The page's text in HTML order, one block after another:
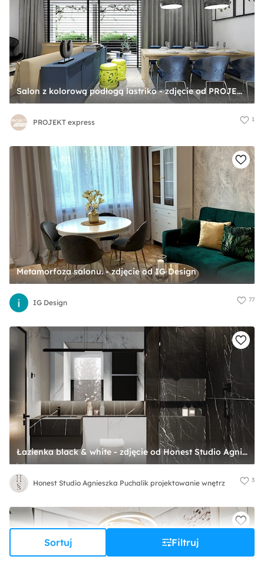
Sortuj Filtruj
Salon z kolorową podłogą lastriko - zdjęcie od PROJEKT express
PROJEKT express 1
Metamorfoza salonu. - zdjęcie od IG Design
IG Design 77
Łazienka black & white - zdjęcie od Honest Studio Agnieszka Puchalik projektowanie wnętrz
Honest Studio Agnieszka Puchalik projektowanie wnętrz 3